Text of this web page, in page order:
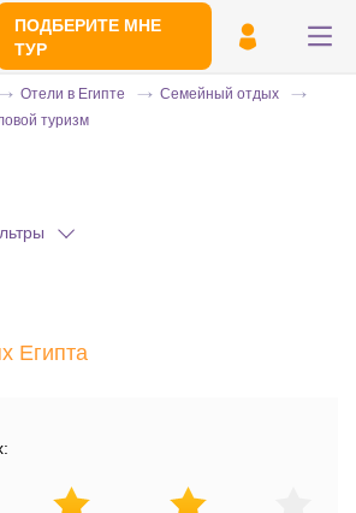
ПОДБЕРИТЕ МНЕ
ТУР
Отели в Египте
Семейный отдых
туризм
Египта